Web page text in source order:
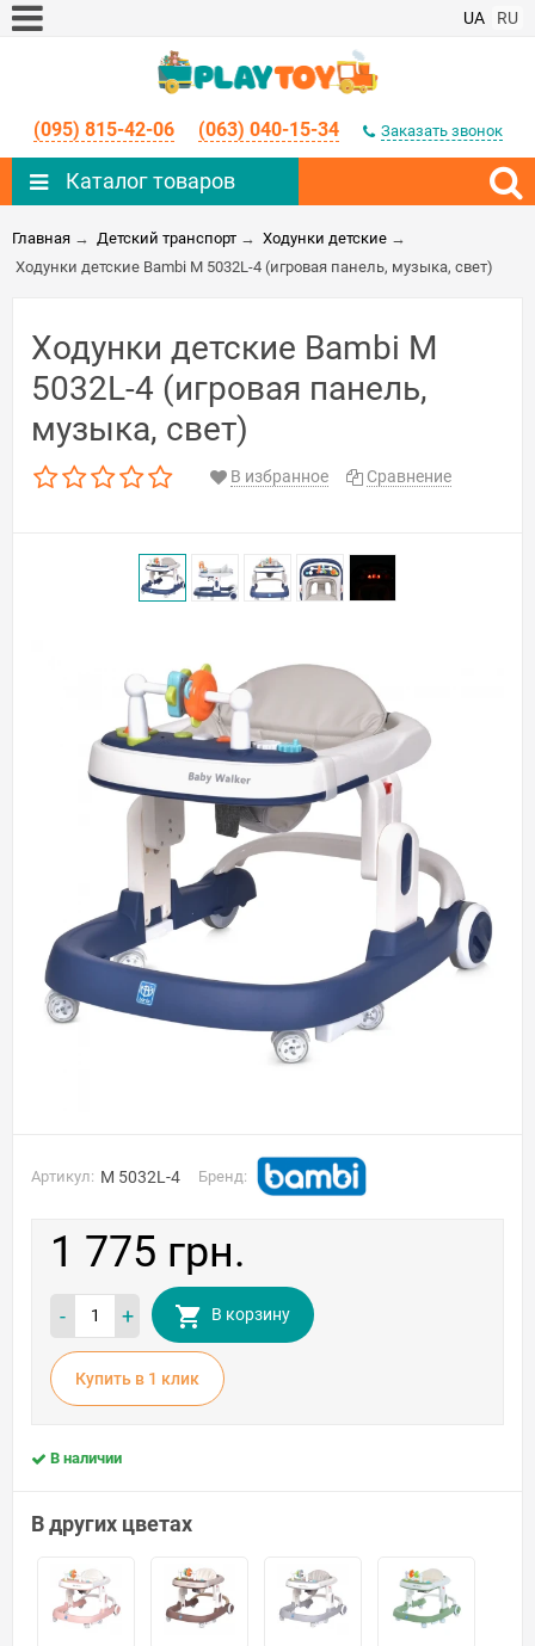
UA RU
(095) 815-42-06 (063) 040-15-34 Заказать звонок
Каталог товаров
Главная → Детский транспорт → Ходунки детские →
Ходунки детские Bambi M 5032L-4 (игровая панель, музыка, свет)
Ходунки детские Bambi M
5032L-4 (игровая панель,
музыка, свет)
В избранное Сравнение
Артикул: M 5032L-4 Бренд:
1 775 грн.
- + В корзину
Купить в 1 клик
В наличии
В других цветах